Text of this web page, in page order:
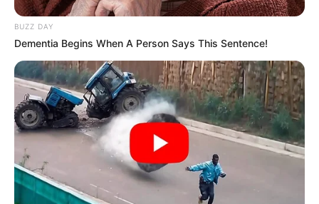
© 2025 EVIANEWS του Γιώργου Κουτσελίνη
BUZZ DAY
Dementia Begins When A Person Says This Sentence!